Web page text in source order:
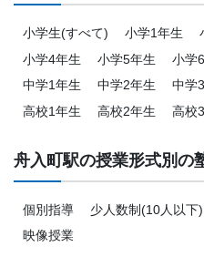
小学生(すべて) 小学1年生
小学4年生
小学5年生 小学
中学1年生
中学2年生 中学
高校1年生
高校2年生 高校
舟入町駅の授業形式別の
個別指導 少人数制(10人以下)
映像授業